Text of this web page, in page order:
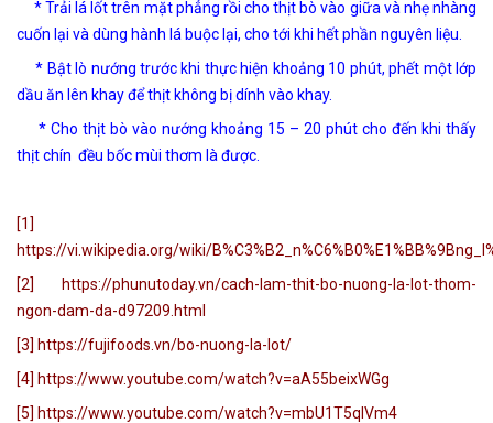
* Trải lá lốt trên mặt phẳng rồi cho thịt bò vào giữa và nhẹ nhàng
cuốn lại và dùng hành lá buộc lại, cho tới khi hết phần nguyên liệu.
* Bật lò nướng trước khi thực hiện khoảng 10 phút, phết một lớp
dầu ăn lên khay để thịt không bị dính vào khay.
* Cho thịt bò vào nướng khoảng 15 – 20 phút cho đến khi thấy
thịt chín đều bốc mùi thơm là được.
[1]
https://vi.wikipedia.org/wiki/
[2] https://phunutoday.vn/cach-lam-thit-bo-nuong-la-lot-thom-
ngon-dam-da-d97209.html
[3] https://fujifoods.vn/bo-nuong-la-lot/
[4] https://www.youtube.com/watch?v=aA55beixWGg
[5] https://www.youtube.com/watch?v=mbU1T5qlVm4